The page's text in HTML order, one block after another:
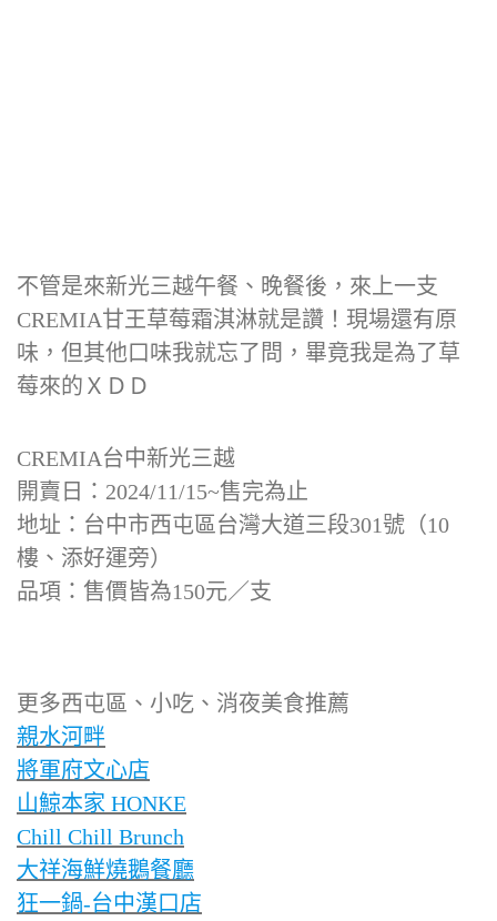
不管是來新光三越午餐、晚餐後，來上一支
CREMIA甘王草莓霜淇淋就是讚！現場還有原
味，但其他口味我就忘了問，畢竟我是為了草
莓來的ＸＤＤ
CREMIA台中新光三越
開賣日：2024/11/15~售完為止
地址：台中市西屯區台灣大道三段301號（10
樓、添好運旁）
品項：售價皆為150元／支
更多西屯區、小吃、消夜美食推薦
親水河畔
將軍府文心店
山鯨本家 HONKE
Chill Chill Brunch
大祥海鮮燒鵝餐廳
狂一鍋-台中漢口店